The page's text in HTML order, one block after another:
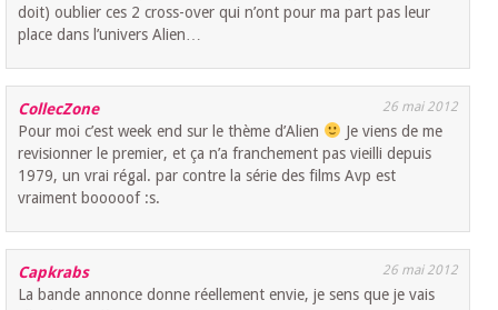
doit) oublier ces 2 cross-over qui n’ont pour ma part pas leur
place dans l’univers Alien…
CollecZone 26 mai 2012
Pour moi c’est week end sur le thème d’Alien
Je viens de me
revisionner le premier, et ça n’a franchement pas vieilli depuis
1979, un vrai régal. par contre la série des films Avp est
vraiment booooof :s.
Capkrabs 26 mai 2012
La bande annonce donne réellement envie, je sens que je vais